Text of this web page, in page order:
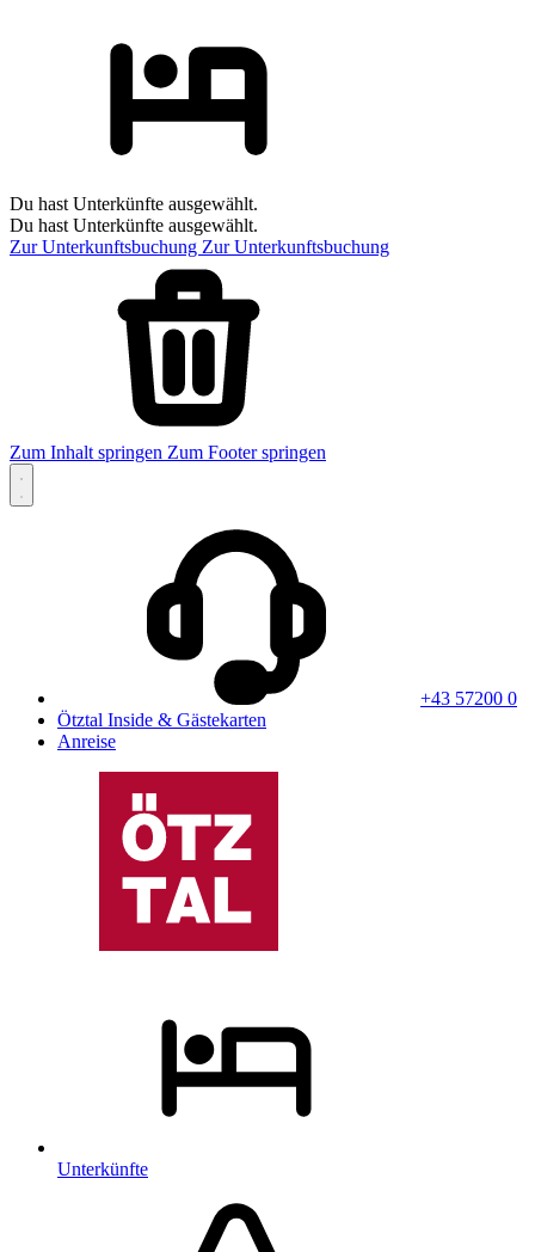
Du hast Unterkünfte ausgewählt.
Du hast Unterkünfte ausgewählt.
Zur Unterkunftsbuchung Zur Unterkunftsbuchung
Zum Inhalt springen Zum Footer springen
+43 57200 0
Ötztal Inside & Gästekarten
Anreise
Unterkünfte